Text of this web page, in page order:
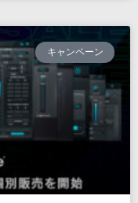
キャンペーン